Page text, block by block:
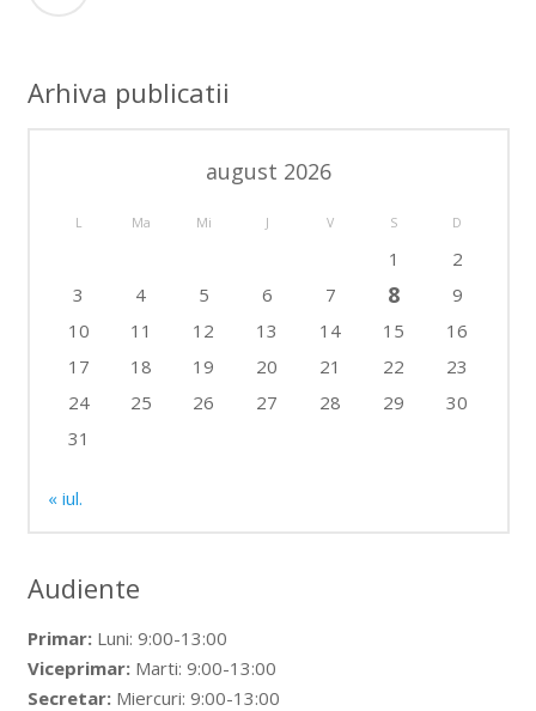
Arhiva publicatii
august 2026
L Ma Mi J V S D
1
2
3
4 5 6 7 8
9
10
11 12 13 14 15
16
17
18 19 20 21 22
23
24
25 26 27 28 29
30
31
« iul.
Audiente
Primar:Luni: 9:00-13:00
Viceprimar:Marti: 9:00-13:00
Secretar:Miercuri: 9:00-13:00